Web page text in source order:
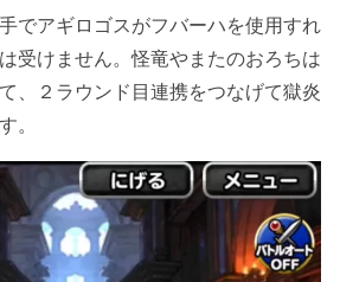
でアギロゴスがフバーハを使用すれ
受けません。怪竜やまたのおろちは
、２ラウンド目連携をつなげて獄炎
。